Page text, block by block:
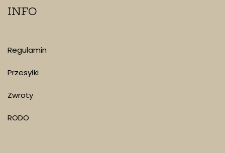
INFO
Regulamin
Przesyłki
Zwroty
RODO